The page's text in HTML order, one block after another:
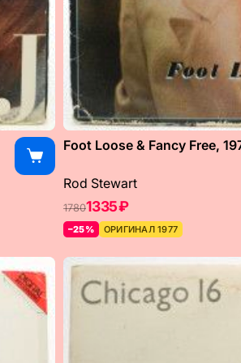
Foot Loose & Fancy Free,
Rod Stewart
17801335 ₽
–25% ОРИГИНАЛ 1977